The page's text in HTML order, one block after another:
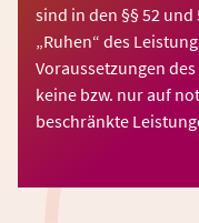
sind in den §§ 52 und
„Ruhen“ des
Voraussetzungen des
keine bzw. nur auf
beschränkte